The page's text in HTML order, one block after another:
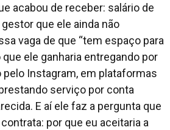
acabou de receber: salário de
que ele ainda não
vaga de que “tem espaço para
que ele ganharia entregando por
pelo Instagram, em plataformas
serviço por conta
E aí ele faz a pergunta que
por que eu aceitaria a